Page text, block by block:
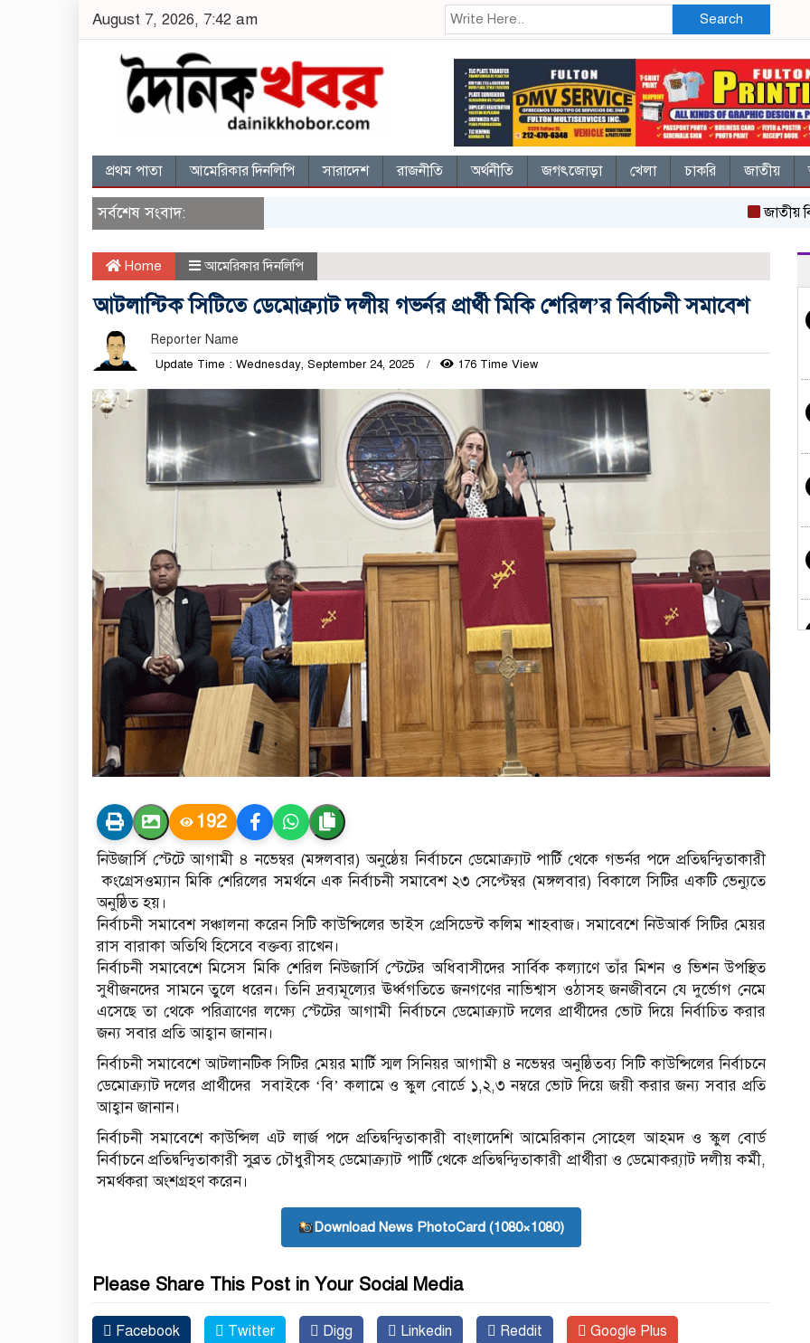
August 7, 2026, 7:42 am Search
প্রথম পাতা আমেরিকার দিনলিপি সারাদেশ রাজনীতি অর্থনীতি জগৎজোড়া খেলা চাকরি জাতীয়
সর্বশেষ সংবাদ: জাতীয়
Home আমেরিকার দিনলিপি
আটলান্টিক সিটিতে ডেমোক্র্যাট দলীয় গভর্নর প্রার্থী মিকি শেরিল’র নির্বাচনী সমাবেশ
Reporter Name
Update Time : Wednesday, September 24, 2025 176 Time View
192
নিউজার্সি স্টেটে আগামী ৪ নভেম্বর (মঙ্গলবার) অনুষ্ঠেয় নির্বাচনে ডেমোক্র্যাট পার্টি থেকে গভর্নর পদে প্রতিদ্বন্দ্বিতাকারী
কংগ্রেসওম‍্যান মিকি শেরিলের সমর্থনে এক নির্বাচনী সমাবেশ ২৩ সেপ্টেম্বর (মঙ্গলবার) বিকালে সিটির একটি ভেন্যুতে
অনুষ্ঠিত হয়।
নির্বাচনী সমাবেশ সঞ্চালনা করেন সিটি কাউন্সিলের ভাইস প্রেসিডেন্ট কলিম শাহবাজ। সমাবেশে নিউআর্ক সিটির মেয়র
রাস বারাকা অতিথি হিসেবে বক্তব্য রাখেন।
নির্বাচনী সমাবেশে মিসেস মিকি শেরিল নিউজার্সি স্টেটের অধিবাসীদের সার্বিক কল্যাণে তাঁর মিশন ও ভিশন উপস্থিত
সুধীজনদের সামনে তুলে ধরেন। তিনি দ্রব্যমূল্যের ঊর্ধ্বগতিতে জনগণের নাভিশ্বাস ওঠাসহ জনজীবনে যে দুর্ভোগ নেমে
এসেছে তা থেকে পরিত্রাণের লক্ষ্যে স্টেটের আগামী নির্বাচনে ডেমোক্র্যাট দলের প্রার্থীদের ভোট দিয়ে নির্বাচিত করার
জন্য সবার প্রতি আহ্বান জানান।
নির্বাচনী সমাবেশে আটলানটিক সিটির মেয়র মার্টি স্মল সিনিয়র আগামী ৪ নভেম্বর অনুষ্ঠিতব্য সিটি কাউন্সিলের নির্বাচনে
ডেমোক্র্যাট দলের প্রার্থীদের সবাইকে ‘বি’ কলামে ও স্কুল বোর্ডে ১,২,৩ নম্বরে ভোট দিয়ে জয়ী করার জন্য সবার প্রতি
আহ্বান জানান।
নির্বাচনী সমাবেশে কাউন্সিল এট লার্জ পদে প্রতিদ্বন্দ্বিতাকারী বাংলাদেশি আমেরিকান সোহেল আহমদ ও স্কুল বোর্ড
নির্বাচনে প্রতিদ্বন্দ্বিতাকারী সুব্রত চৌধুরীসহ ডেমোক্র্যাট পার্টি থেকে প্রতিদ্বন্দ্বিতাকারী প্রার্থীরা ও ডেমোক্র‍্যাট দলীয় কর্মী,
সমর্থকরা অংশগ্রহণ করেন।
Download News PhotoCard (1080×1080)
Please Share This Post in Your Social Media
Facebook Twitter Digg Linkedin Reddit Google Plus